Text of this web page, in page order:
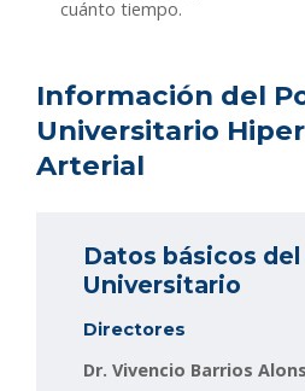
cuánto tiempo.
Información del
Universitario
Arterial
Datos básicos
Universitario
Directores
Dr. Vivencio Barrios